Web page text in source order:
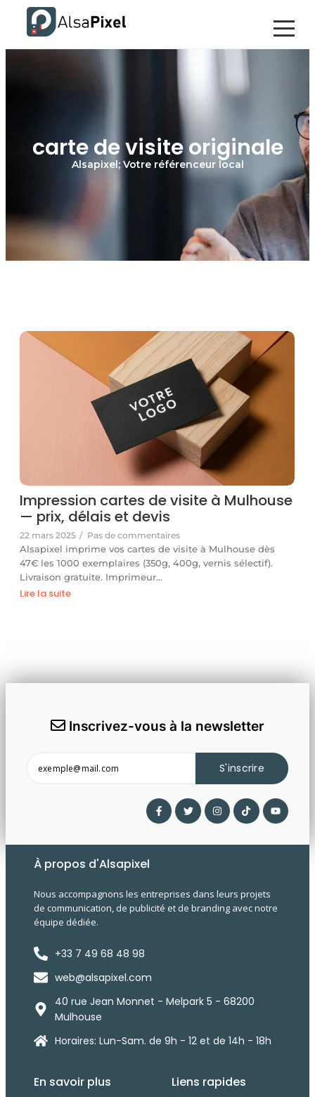
carte de visite originale
Alsapixel; Votre référenceur local
Impression cartes de visite à Mulhouse
— prix, délais et devis
22 mars 2025 / Pas de commentaires
Alsapixel imprime vos cartes de visite à Mulhouse dès
47€ les 1000 exemplaires (350g, 400g, vernis sélectif).
Livraison gratuite. Imprimeur…
Lire la suite
Inscrivez-vous à la newsletter
S'inscrire
À propos d'Alsapixel
Nous accompagnons les entreprises dans leurs projets
de communication, de publicité et de branding avec notre
équipe dédiée.
+33 7 49 68 48 98
web@alsapixel.com
40 rue Jean Monnet - Melpark 5 - 68200
Mulhouse
Horaires: Lun-Sam. de 9h - 12 et de 14h - 18h
En savoir plus Liens rapides